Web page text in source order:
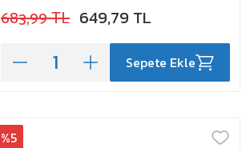
683,99 TL 649,79 TL
Sepete Ekle
%5